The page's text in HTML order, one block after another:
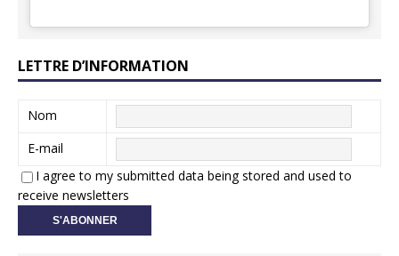
LETTRE D’INFORMATION
Nom
E-mail
I agree to my submitted data being stored and used to
receive newsletters